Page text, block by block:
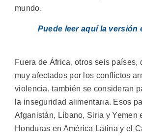
mundo.
Puede leer aquí la versión
Fuera de África, otros seis países,
muy afectados por los conflictos
violencia, también se consideran
la inseguridad alimentaria. Esos
Afganistán, Líbano, Siria y Yemen
Honduras en América Latina y el